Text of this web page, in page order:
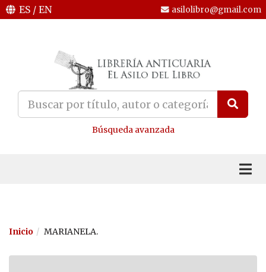
ES / EN asilolibro@gmail.com
Búsqueda avanzada
Inicio MARIANELA.